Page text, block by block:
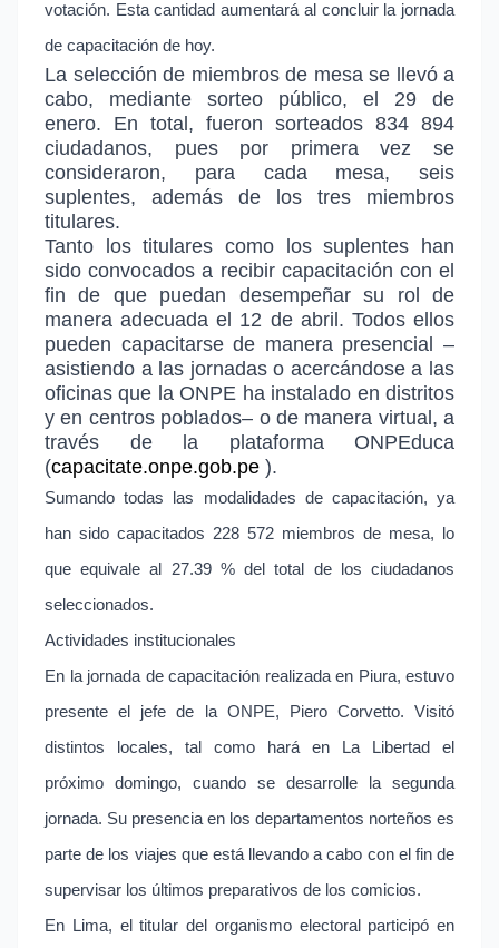
votación. Esta cantidad aumentará al concluir la jornada
de capacitación de hoy.
La selección de miembros de mesa se llevó a
cabo, mediante sorteo público, el 29 de
enero. En total, fueron sorteados 834 894
ciudadanos, pues por primera vez se
consideraron, para cada mesa, seis
suplentes, además de los tres miembros
titulares.
Tanto los titulares como los suplentes han
sido convocados a recibir capacitación con el
fin de que puedan desempeñar su rol de
manera adecuada el 12 de abril. Todos ellos
pueden capacitarse de manera presencial –
asistiendo a las jornadas o acercándose a las
oficinas que la ONPE ha instalado en distritos
y en centros poblados– o de manera virtual, a
través de la plataforma ONPEduca
(capacitate.onpe.gob.pe ).
Sumando todas las modalidades de capacitación, ya
han sido capacitados 228 572 miembros de mesa, lo
que equivale al 27.39 % del total de los ciudadanos
seleccionados.
Actividades institucionales
En la jornada de capacitación realizada en Piura, estuvo
presente el jefe de la ONPE, Piero Corvetto. Visitó
distintos locales, tal como hará en La Libertad el
próximo domingo, cuando se desarrolle la segunda
jornada. Su presencia en los departamentos norteños es
parte de los viajes que está llevando a cabo con el fin de
supervisar los últimos preparativos de los comicios.
En Lima, el titular del organismo electoral participó en